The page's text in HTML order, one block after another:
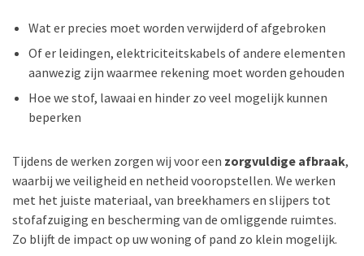
Wat er precies moet worden verwijderd of afgebroken
Of er leidingen, elektriciteitskabels of andere elementen
aanwezig zijn waarmee rekening moet worden gehouden
Hoe we stof, lawaai en hinder zo veel mogelijk kunnen
beperken
Tijdens de werken zorgen wij voor een zorgvuldige afbraak,
waarbij we veiligheid en netheid vooropstellen. We werken
met het juiste materiaal, van breekhamers en slijpers tot
stofafzuiging en bescherming van de omliggende ruimtes.
Zo blijft de impact op uw woning of pand zo klein mogelijk.